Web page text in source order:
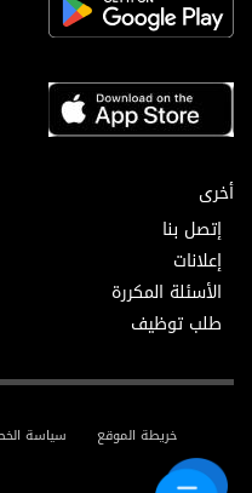
أخرى
إتصل بنا
إعلانات
الأسئلة المكررة
طلب توظيف
سياسة خريطة الموقع